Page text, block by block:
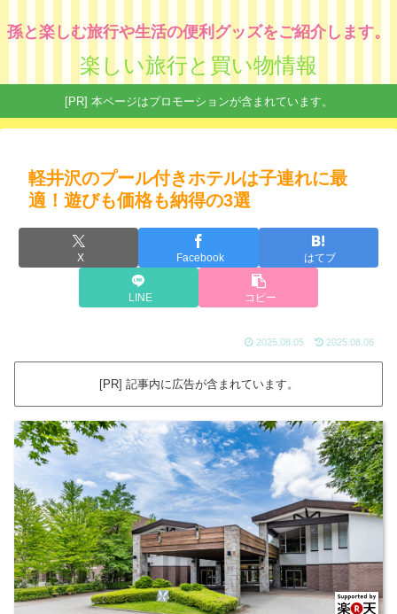
孫と楽しむ旅行や生活の便利グッズをご紹介します。
楽しい旅行と買い物情報
[PR] 本ページはプロモーションが含まれています。
軽井沢のプール付きホテルは子連れに最
適！遊びも価格も納得の3選
X Facebook はてブ
LINE コピー
2025.08.05 2025.08.06
[PR] 記事内に広告が含まれています。